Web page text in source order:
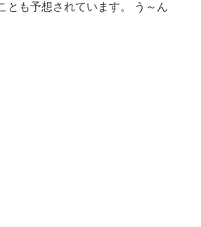
とも予想されています。 う～ん